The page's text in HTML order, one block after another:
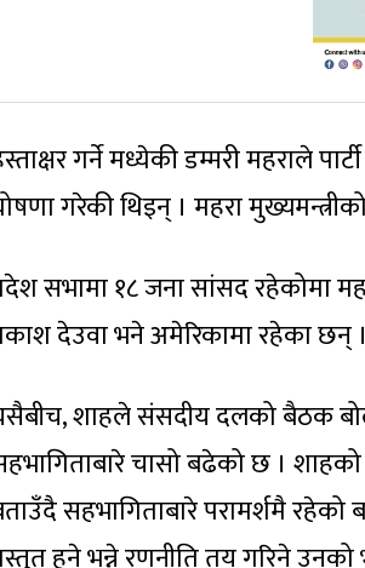
गर्ने मध्येकी डम्मरी महराले
गरेकी थिइन् । महरा
सभामा १८ जना सांसद रहेकोमा
देउवा भने अमेरिकामा रहेका छन् ।
शाहले संसदीय दलको बैठक
चासो बढेको छ ।
सहभागिताबारे परामर्शमै
हुने भन्ने रणनीति तय गरिने उनको